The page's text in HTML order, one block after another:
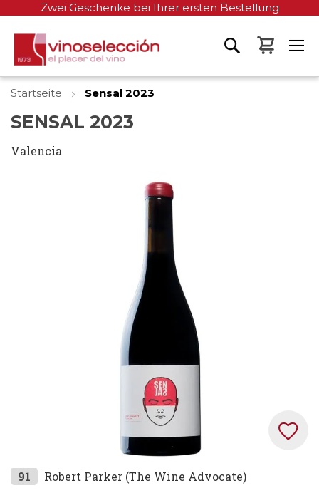
Zwei Geschenke bei Ihrer ersten Bestellung
Mein
Startseite Sensal 2023
SENSAL 2023
Valencia
Zum
91 Robert Parker (The Wine Advocate)